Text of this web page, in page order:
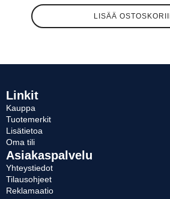
LISÄÄ
Linkit
Kauppa
Tuotemerkit
Lisätietoa
Oma tili
Asiakaspalvelu
Yhteystiedot
Tilausohjeet
Reklamaatio